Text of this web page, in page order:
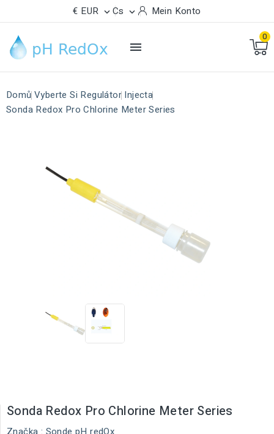
€ EUR  Cs  Mein Konto

0
Domů Vyberte Si Regulátor Injecta
Sonda Redox Pro Chlorine Meter Series
Sonda Redox Pro Chlorine Meter Series